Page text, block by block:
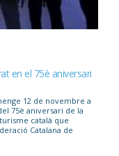
en el 75è aniversari
12 de novembre a
75è aniversari de la
català que
Catalana de